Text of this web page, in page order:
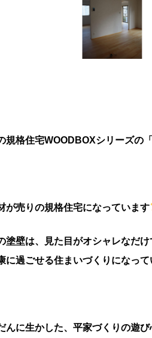
規格住宅WOODBOXシリーズの
が売りの規格住宅になっています
塗壁は、見た目がオシャレなだけ
に過ごせる住まいづくりになって
んに生かした、平家づくりの遊